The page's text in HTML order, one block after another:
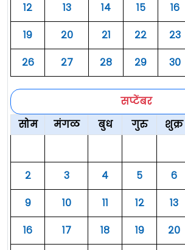
१२
१३ १४ १५ १६
१९
२० २१ २२ २३
२६
२७ २८ २९ ३०
सप्टेंबर
सोम
मंगळ बुध गुरु शुक्र
२
३ ४ ५ ६
९
१० ११ १२ १३
१६
१७ १८ १९ २०